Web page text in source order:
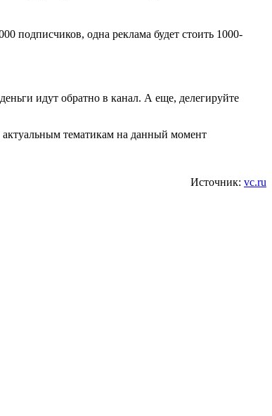
подписчиков, одна реклама будет стоить 1000-
идут обратно в канал. А еще, делегируйте
тематикам на данный момент
Источник: vc.ru